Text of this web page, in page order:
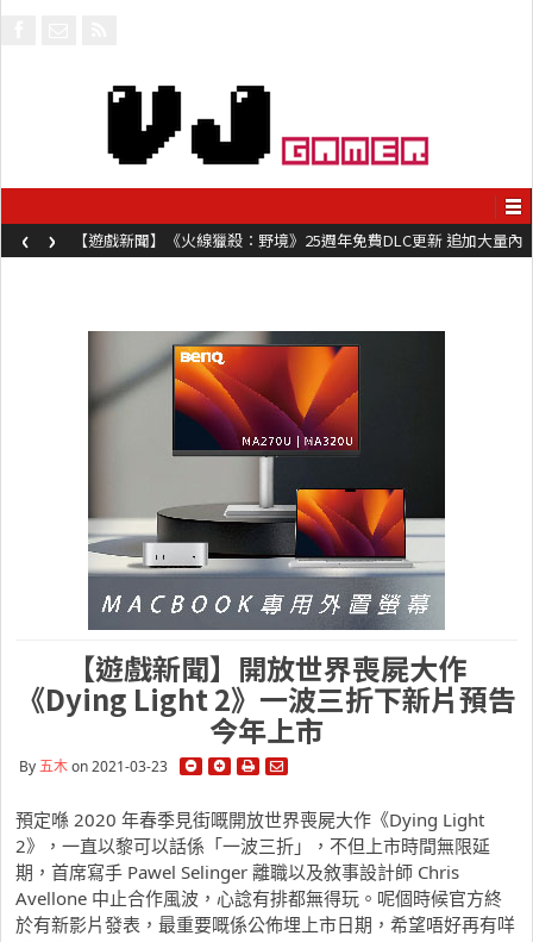
【遊戲新聞】《火線獵殺：野境》25週年免費DLC更新 追加大量內
容同時系舊作限時超平價折扣
‹ ›
【遊戲新聞】開放世界喪屍大作
《Dying Light 2》一波三折下新片預告
今年上市
By五木on 2021-03-23
預定喺 2020 年春季見街嘅開放世界喪屍大作《Dying Light
2》，一直以黎可以話係「一波三折」，不但上市時間無限延
期，首席寫手 Pawel Selinger 離職以及敘事設計師 Chris
Avellone 中止合作風波，心諗有排都無得玩。呢個時候官方終
於有新影片發表，最重要嘅係公佈埋上市日期，希望唔好再有咩